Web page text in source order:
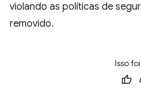
violando as políticas de
removido.
Isso